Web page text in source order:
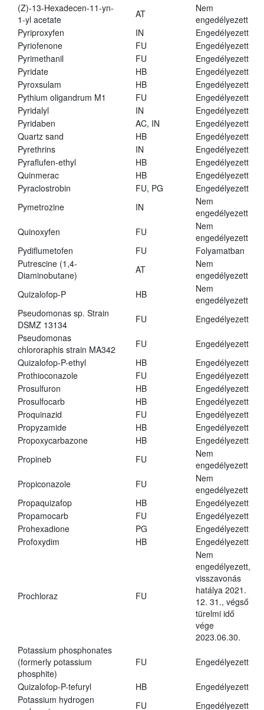
(Z)-13-Hexadecen-11-yn-
1-yl acetate
AT
Nem
engedélyezett
Pyriproxyfen
IN
Engedélyezett
Pyriofenone
FU
Engedélyezett
Pyrimethanil
FU
Engedélyezett
Pyridate
HB
Engedélyezett
Pyroxsulam
HB
Engedélyezett
Pythium oligandrum M1
FU
Engedélyezett
Pyridalyl
IN
Engedélyezett
Pyridaben
AC, IN
Engedélyezett
Quartz sand
HB
Engedélyezett
Pyrethrins
IN
Engedélyezett
Pyraflufen-ethyl
HB
Engedélyezett
Quinmerac
HB
Engedélyezett
Pyraclostrobin
FU, PG
Engedélyezett
Pymetrozine
IN
Nem
engedélyezett
Quinoxyfen
FU
Nem
engedélyezett
Pydiflumetofen
FU
Folyamatban
Putrescine (1,4-
Diaminobutane)
AT
Nem
engedélyezett
Quizalofop-P
HB
Nem
engedélyezett
Pseudomonas sp. Strain
DSMZ 13134
FU
Engedélyezett
Pseudomonas
chlororaphis strain MA342
FU
Engedélyezett
Quizalofop-P-ethyl
HB
Engedélyezett
Prothioconazole
FU
Engedélyezett
Prosulfuron
HB
Engedélyezett
Prosulfocarb
HB
Engedélyezett
Proquinazid
FU
Engedélyezett
Propyzamide
HB
Engedélyezett
Propoxycarbazone
HB
Engedélyezett
Propineb
FU
Nem
engedélyezett
Propiconazole
FU
Nem
engedélyezett
Propaquizafop
HB
Engedélyezett
Propamocarb
FU
Engedélyezett
Prohexadione
PG
Engedélyezett
Profoxydim
HB Engedélyezett
Prochloraz FU
Nem
engedélyezett,
visszavonás
hatálya 2021.
12. 31., végső
türelmi idő
vége
2023.06.30.
Potassium phosphonates
(formerly potassium
phosphite)
FU Engedélyezett
Quizalofop-P-tefuryl HB
Engedélyezett
Potassium hydrogen
FU Engedélyezett